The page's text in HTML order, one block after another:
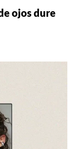
ojos dure